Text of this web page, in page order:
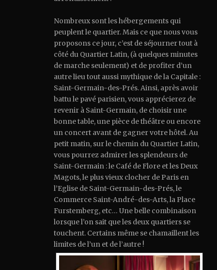
Nombreux sont les hébergements qui
peuplent le quartier. Mais ce que nous vous
proposons ce jour, c’est de séjourner tout à
côté du Quartier Latin, (à quelques minutes
de marche seulement) et de profiter d’un
autre lieu tout aussi mythique de la Capitale :
Saint-Germain-des-Prés. Ainsi, après avoir
battu le pavé parisien, vous apprécierez de
revenir à Saint-Germain, de choisir une
bonne table, une pièce de théâtre ou encore
un concert avant de gagner votre hôtel. Au
petit matin, sur le chemin du Quartier Latin,
vous pourrez admirer les splendeurs de
Saint-Germain : le Café de Flore et les Deux
Magots, le plus vieux clocher de Paris en
l’Eglise de Saint-Germain-des-Prés, le
Commerce Saint-André-des-Arts, la Place
Furstemberg, etc… Une belle combinaison
lorsque l’on sait que les deux quartiers se
touchent. Certains même se chamaillent les
limites de l’un et de l’autre !